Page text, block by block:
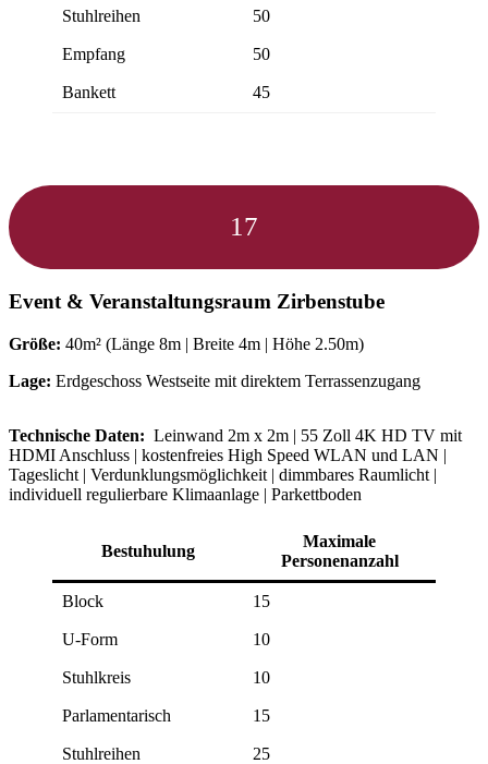
Stuhlreihen 50
Empfang 50
Bankett 45
17
Event & Veranstaltungsraum Zirbenstube
Größe: 40m² (Länge 8m | Breite 4m | Höhe 2.50m)
Lage: Erdgeschoss Westseite mit direktem Terrassenzugang
Technische Daten: Leinwand 2m x 2m | 55 Zoll 4K HD TV mit
HDMI Anschluss | kostenfreies High Speed WLAN und LAN |
Tageslicht | Verdunklungsmöglichkeit | dimmbares Raumlicht |
individuell regulierbare Klimaanlage | Parkettboden
Bestuhulung
Maximale
Personenanzahl
Block 15
U-Form 10
Stuhlkreis 10
Parlamentarisch 15
Stuhlreihen 25